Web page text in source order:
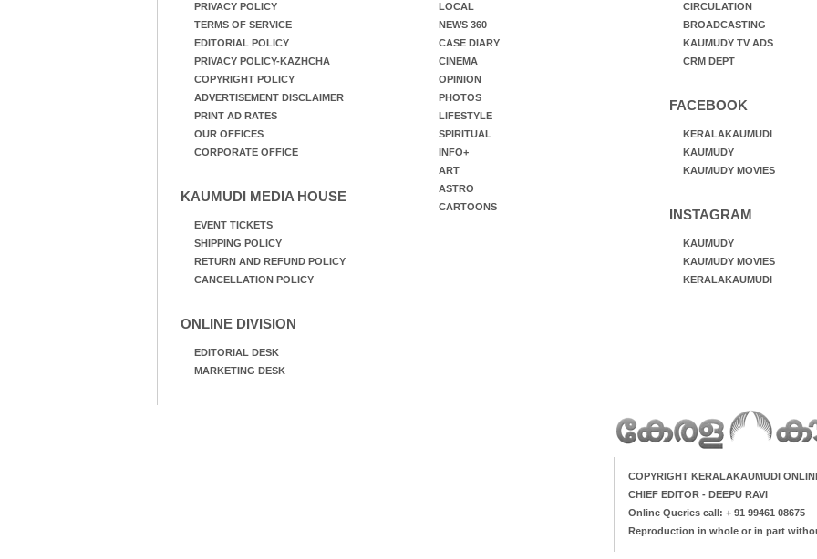
PRIVACY POLICY
TERMS OF SERVICE
EDITORIAL POLICY
PRIVACY POLICY-KAZHCHA
COPYRIGHT POLICY
ADVERTISEMENT DISCLAIMER
PRINT AD RATES
OUR OFFICES
CORPORATE OFFICE
KAUMUDI MEDIA HOUSE
EVENT TICKETS
SHIPPING POLICY
RETURN AND REFUND POLICY
CANCELLATION POLICY
ONLINE DIVISION
EDITORIAL DESK
MARKETING DESK
LOCAL
NEWS 360
CASE DIARY
CINEMA
OPINION
PHOTOS
LIFESTYLE
SPIRITUAL
INFO+
ART
ASTRO
CARTOONS
CIRCULATION
BROADCASTING
KAUMUDY TV ADS
CRM DEPT
FACEBOOK
KERALAKAUMUDI
KAUMUDY
KAUMUDY MOVIES
INSTAGRAM
KAUMUDY
KAUMUDY MOVIES
KERALAKAUMUDI
COPYRIGHT KERALAKAUMUDI
CHIEF EDITOR - DEEPU RAVI
Online Queries call: + 91 99461 08675
Reproduction in whole or in part